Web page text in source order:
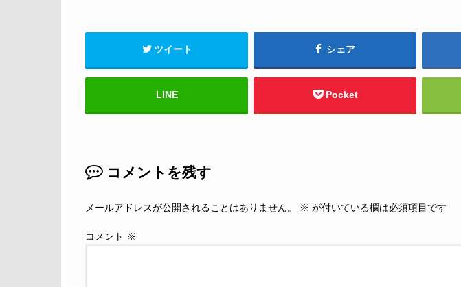
ツイート シェア
LINE Pocket
コメントを残す
メールアドレスが公開されることはありません。 ※ が付いている欄は必須項目です
コメント ※